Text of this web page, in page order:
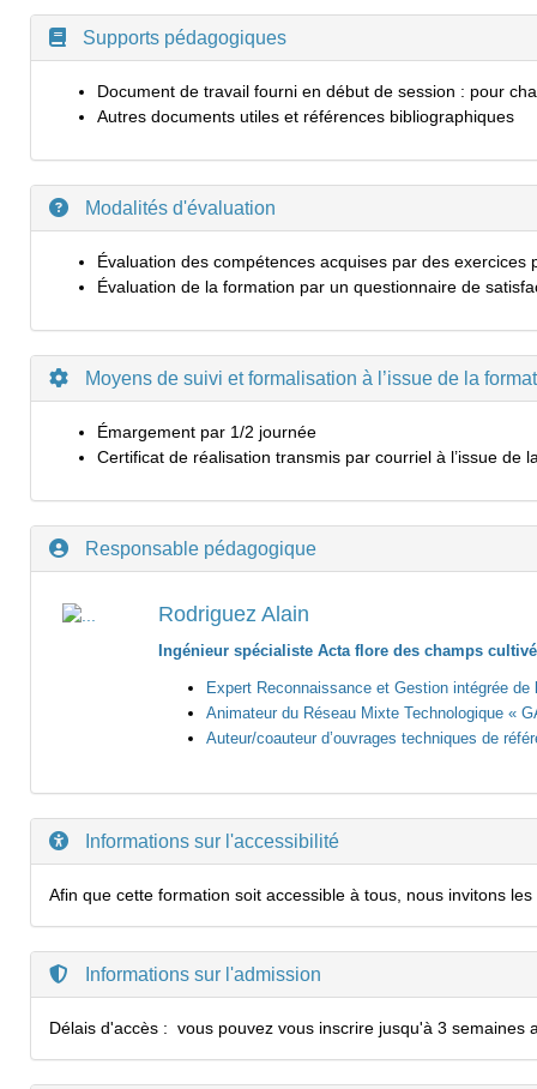
Supports pédagogiques
Document de travail fourni en début de session : pour
Autres documents utiles et références bibliographiques
Modalités d'évaluation
Évaluation des compétences acquises par des
Évaluation de la formation par un questionnaire de
Moyens de suivi et formalisation à l’issue de la
Émargement par 1/2 journée
Certificat de réalisation transmis par courriel à l’issue de
Responsable pédagogique
Rodriguez Alain
Ingénieur spécialiste Acta flore des champs
Expert Reconnaissance et Gestion intégrée de
Animateur du Réseau Mixte Technologique «
Auteur/coauteur d’ouvrages techniques de
Informations sur l'accessibilité
Afin que cette formation soit accessible à tous, nous invitons
Informations sur l'admission
Délais d'accès : vous pouvez vous inscrire jusqu'à 3